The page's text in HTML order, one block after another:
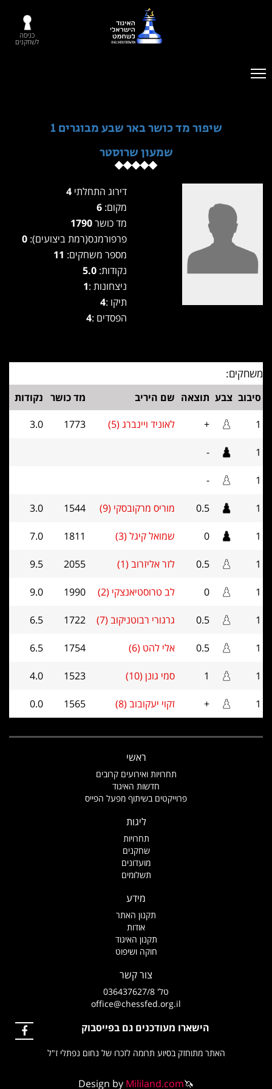
כניסה
לשחקנים
שיפור מד כושר באר שבע מבוגרים 1
שמעון שרוסטר
דירוג התחלתי
מקום:
מד כושר
פרפורמנס(רמת ביצועים):
מספר משחקים:
נקודות: 5.0
ניצחונות :1
תיקו :4
הפסדים :4
משחקים:
סיבוב צבע תוצאה שם היריב מד כושר נקודות
1
+ לאוניד ויינברג (5) 1773
3.0
1
-
1
-
1
0.5 מוריס מרקובסקי (9) 1544
3.0
1
0 שמואל קיגל (3) 1811
7.0
1
0.5 לזר אליזרוב (1) 2055
9.5
1
0 לב טרוסטיאנצקי (2) 1990
9.0
1
0.5 גרגורי רבוטניקוב (7) 1722
6.5
1
0.5 אלי להט (6) 1754
6.5
1
1 סמי גונן (10) 1523
4.0
1
+ זקוי יעקובוב (8) 1565
0.0
ראשי
תחרויות ואירועים קרובים
חדשות האיגוד
פרוייקטים בשיתוף מפעל הפייס
ליגות
תחרויות
שחקנים
מועדונים
תשלומים
מידע
תקנון האתר
אודות
תקנון האיגוד
חוקה ושיפוט
צור קשר
טל' 036437627/8
office@chessfed.org.il
הישארו מעודכנים גם בפייסבוק
האתר מתוחזק בסיוע תרומה לזכרו של נחום נפתלי ז"ל
Design by Mililand.com🦄